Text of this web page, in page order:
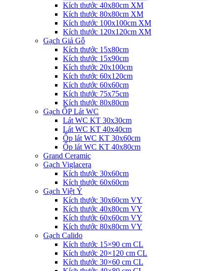
Kích thước 40x80cm XM
Kích thước 80x80cm XM
Kích thước 100x100cm XM
Kích thước 120x120cm XM
Gạch Giả Gỗ
Kích thước 15x80cm
Kích thước 15x90cm
Kích thước 20x100cm
Kích thước 60x120cm
Kích thước 60x60cm
Kích thước 75x75cm
Kích thước 80x80cm
Gạch ỐP Lát WC
Lát WC KT 30x30cm
Lát WC KT 40x40cm
Ốp lát WC KT 30x60cm
Ốp lát WC KT 40x80cm
Grand Ceramic
Gạch Viglacera
Kích thước 30x60cm
Kích thước 60x60cm
Gạch Việt Ý
Kích thước 30x60cm VY
Kích thước 40x80cm VY
Kích thước 60x60cm VY
Kích thước 80x80cm VY
Gạch Calido
Kích thước 15×90 cm CL
Kích thước 20×120 cm CL
Kích thước 30×60 cm CL